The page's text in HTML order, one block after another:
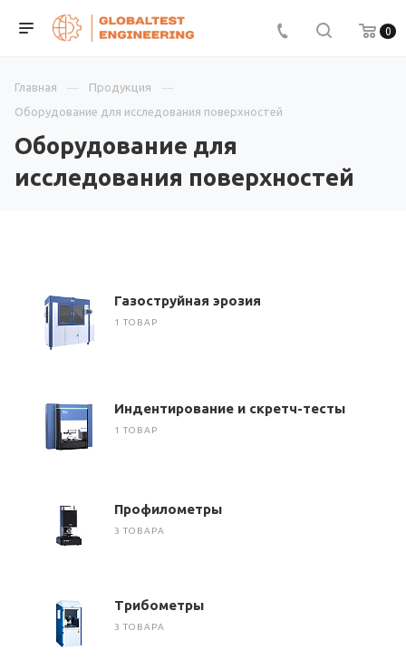
0
Главная
Продукция
Оборудование для исследования поверхностей
Оборудование для
исследования поверхностей
Газоструйная эрозия
1 ТОВАР
Индентирование и скретч-тесты
1 ТОВАР
Профилометры
3 ТОВАРА
Трибометры
3 ТОВАРА